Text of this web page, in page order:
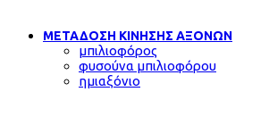
ΜΕΤΑΔΟΣΗ ΚΙΝΗΣΗΣ ΑΞΟΝΩΝ
μπιλιοφόρος
φυσούνα μπιλιοφόρου
ημιαξόνιο